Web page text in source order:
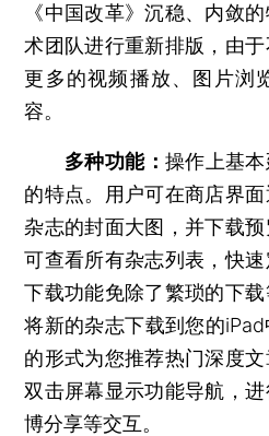
《中国改革》沉稳、内敛
术团队进行重新排版，由
更多的视频播放、图片浏
容。
多种功能： 操作上基
的特点。用户可在商店界
杂志的封面大图，并下载
可查看所有杂志列表，快
下载功能免除了繁琐的下
将新的杂志下载到您的
的形式为您推荐热门深度
双击屏幕显示功能导航，
博分享等交互。